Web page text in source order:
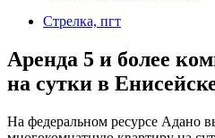
Стрелка, пгт
Аренда 5 и более
на сутки в
На федеральном ресурсе Адано